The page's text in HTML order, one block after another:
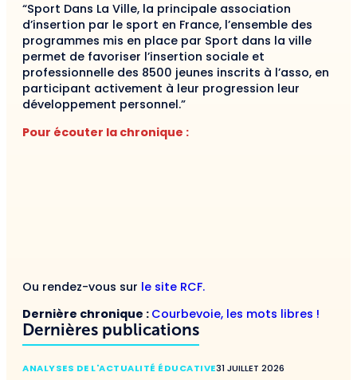
“Sport Dans La Ville, la principale association
d’insertion par le sport en France, l’ensemble des
programmes mis en place par Sport dans la ville
permet de favoriser l’insertion sociale et
professionnelle des 8500 jeunes inscrits à l’asso, en
participant activement à leur progression leur
développement personnel.”
Pour écouter la chronique :
Ou rendez-vous sur le site RCF.
Dernière chronique : Courbevoie, les mots libres !
Dernières publications
ANALYSES DE L'ACTUALITÉ ÉDUCATIVE31 JUILLET 2026